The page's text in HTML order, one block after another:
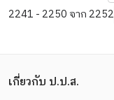
2241 - 2250 จาก 2252
เกี่ยวกับ ป.ป.ส.